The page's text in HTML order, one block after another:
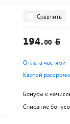
Сравнить
194.00
Оплата частями
Картой
Бонусы к
Списание